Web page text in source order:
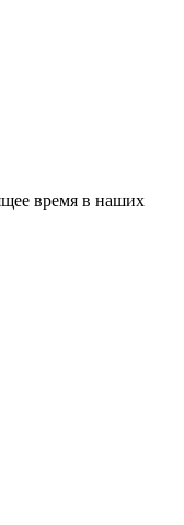
время в наших